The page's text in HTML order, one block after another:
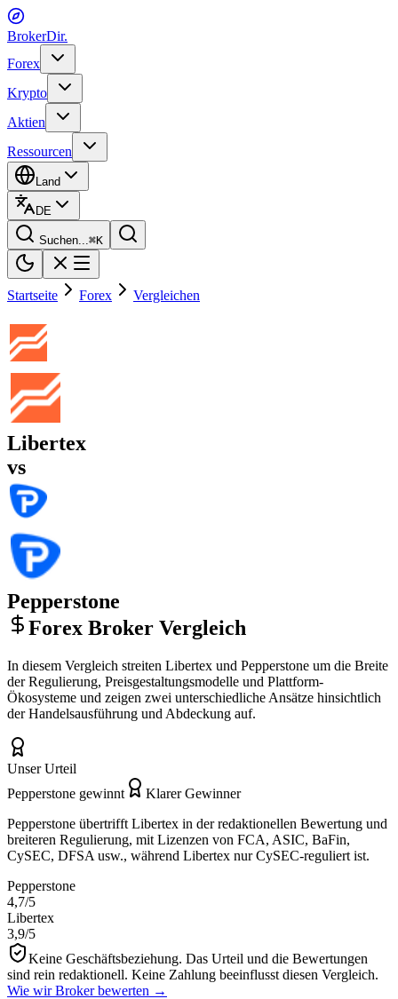
BrokerDir.
Forex
Krypto
Aktien
Ressourcen
Land
DE
Suchen...⌘K
Startseite Forex Vergleichen
Libertex
vs
Pepperstone
Forex Broker Vergleich
In diesem Vergleich streiten Libertex und Pepperstone um die Breite
der Regulierung, Preisgestaltungsmodelle und Plattform-
Ökosysteme und zeigen zwei unterschiedliche Ansätze hinsichtlich
der Handelsausführung und Abdeckung auf.
Unser Urteil
Pepperstone gewinnt
Klarer Gewinner
Pepperstone übertrifft Libertex in der redaktionellen Bewertung und
breiteren Regulierung, mit Lizenzen von FCA, ASIC, BaFin,
CySEC, DFSA usw., während Libertex nur CySEC-reguliert ist.
Pepperstone
4,7/5
Libertex
3,9/5
Keine Geschäftsbeziehung. Das Urteil und die Bewertungen
sind rein redaktionell. Keine Zahlung beeinflusst diesen Vergleich.
Wie wir Broker bewerten →